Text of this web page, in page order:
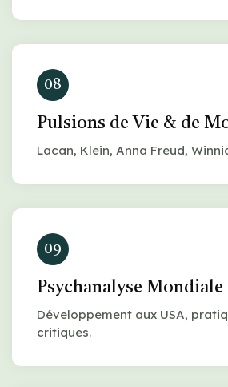
08
Pulsions de Vie & de
Lacan, Klein, Anna Freud,
09
Psychanalyse Mondiale
Développement aux USA,
critiques.